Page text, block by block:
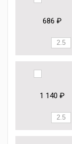
686 ₽
1 140 ₽